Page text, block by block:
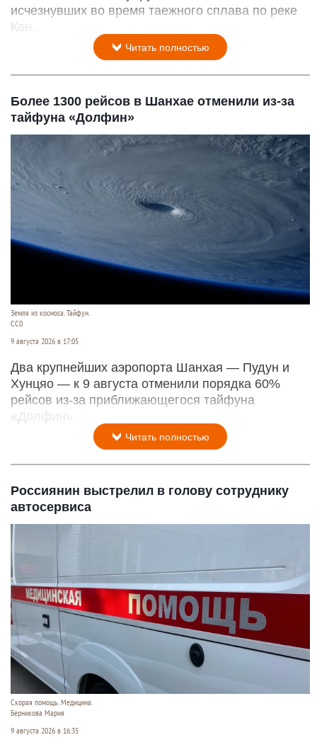
исчезнувших во время таежного сплава по реке
Кан.
Читать полностью
Более 1300 рейсов в Шанхае отменили из-за
тайфуна «Долфин»
Земля из космоса. Тайфун.
СС0
9 августа 2026 в 17:05
Два крупнейших аэропорта Шанхая — Пудун и
Хунцяо — к 9 августа отменили порядка 60%
рейсов из-за приближающегося тайфуна
«Долфин».
Читать полностью
Россиянин выстрелил в голову сотруднику
автосервиса
Скорая помощь. Медицина.
Берникова Мария
9 августа 2026 в 16:35